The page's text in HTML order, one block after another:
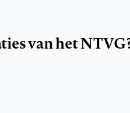
van het